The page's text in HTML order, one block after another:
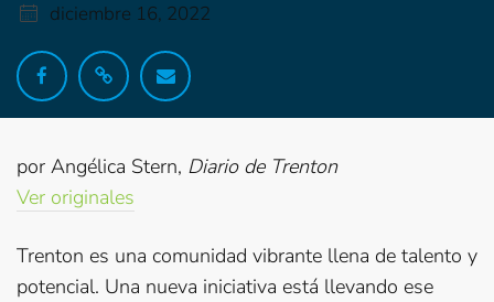
diciembre 16, 2022
por Angélica Stern, Diario de Trenton
Ver originales
Trenton es una comunidad vibrante llena de talento y
potencial. Una nueva iniciativa está llevando ese